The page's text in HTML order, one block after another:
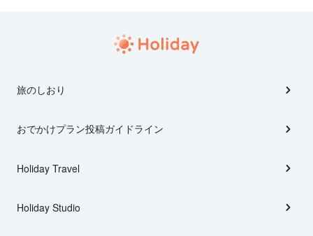
旅のしおり
おでかけプラン投稿ガイドライン
Holiday Travel
Holiday Studio